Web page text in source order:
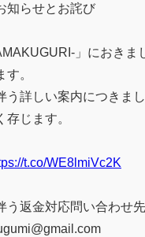
知らせとお詫び
」におきま
。
う詳しい案内につきま
存じます。
t.co/WE8lmiVc2K
う返金対応問い合わせ先